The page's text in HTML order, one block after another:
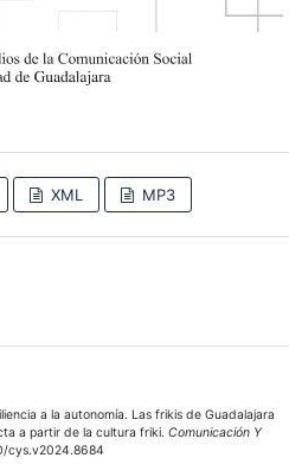
XML MP3
a la autonomía. Las frikis de Guadalajara
a partir de la cultura friki. Comunicación Y
cys.v2024.8684